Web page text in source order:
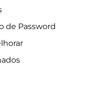
de Password